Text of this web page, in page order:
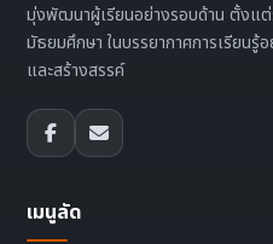
มุ่งพัฒนาผู้เรียนอย่างรอบด้าน ตั้งแต่
มัธยมศึกษา ในบรรยากาศการเรียนรู้
และสร้างสรรค์
เมนูลัด